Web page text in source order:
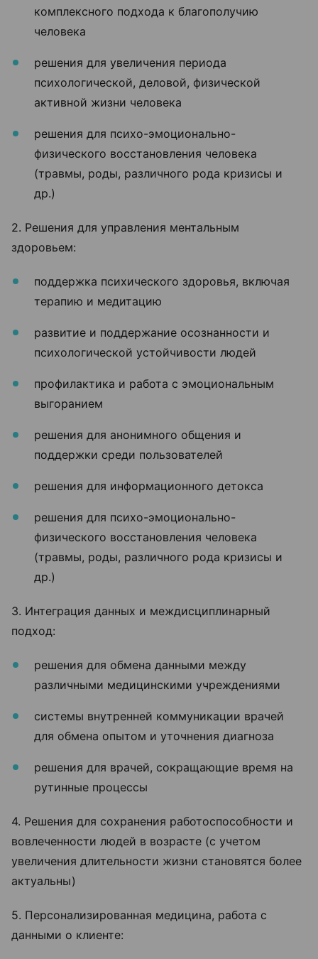
комплексного подхода к благополучию
человека
решения для увеличения периода
психологической, деловой, физической
активной жизни человека
решения для психо-эмоционально-
физического восстановления человека
(травмы, роды, различного рода кризисы и
др.)
2. Решения для управления ментальным
здоровьем:
поддержка психического здоровья, включая
терапию и медитацию
развитие и поддержание осознанности и
психологической устойчивости людей
профилактика и работа с эмоциональным
выгоранием
решения для анонимного общения и
поддержки среди пользователей
решения для информационного детокса
решения для психо-эмоционально-
физического восстановления человека
(травмы, роды, различного рода кризисы и
др.)
3. Интеграция данных и междисциплинарный
подход:
решения для обмена данными между
различными медицинскими учреждениями
системы внутренней коммуникации врачей
для обмена опытом и уточнения диагноза
решения для врачей, сокращающие время на
рутинные процессы
4. Решения для сохранения работоспособности и
вовлеченности людей в возрасте (с учетом
увеличения длительности жизни становятся более
актуальны)
5. Персонализированная медицина, работа с
данными о клиенте: